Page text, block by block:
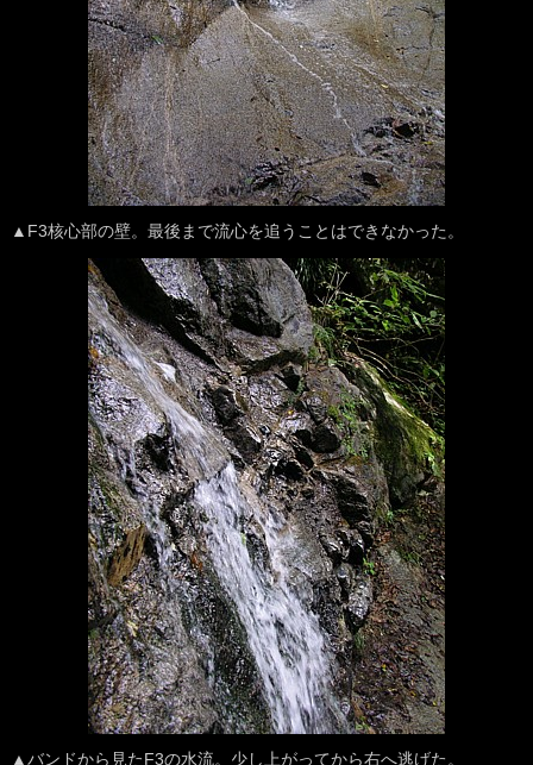
▲F3核心部の壁。最後まで流心を追うことはできなかった。
▲バンドから見たF3の水流。少し上がってから右へ逃げた。